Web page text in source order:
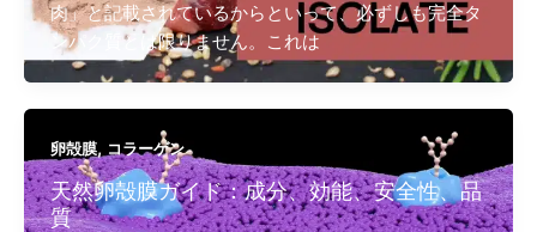
肉」と記載されているからといって、必ずしも完全タ
ンパク質とは限りません。これは
卵殻膜, コラーゲン
天然卵殻膜ガイド：成分、効能、安全性、品
質